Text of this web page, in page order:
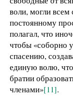
воли, могли всем
постоянному
полагал, что
чтобы «соборно
спасению,
единую волю,
братии
членами»[11].